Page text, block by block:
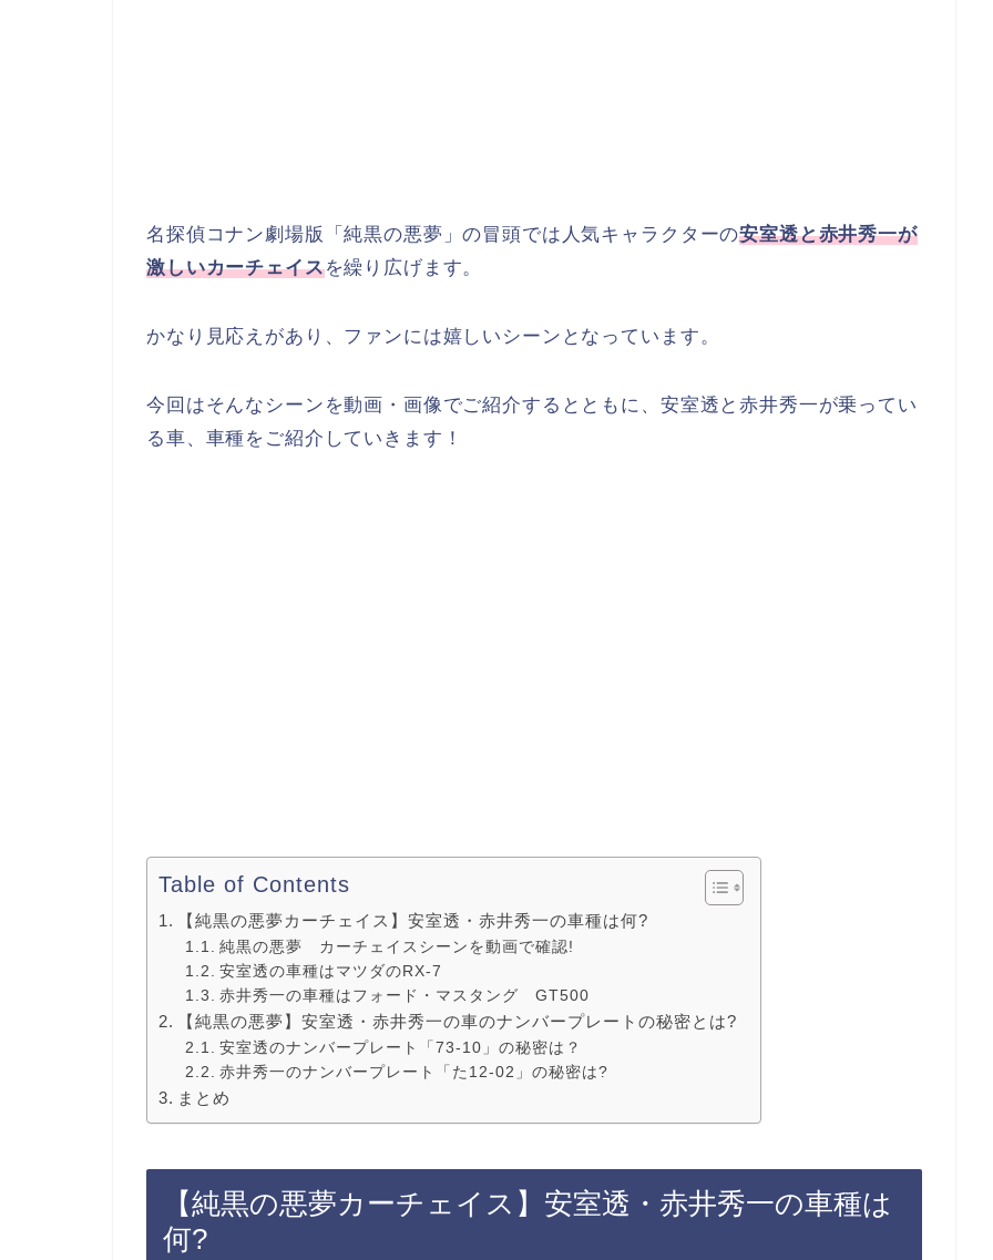
名探偵コナン劇場版「純黒の悪夢」の冒頭では人気キャラクターの安室透と赤井秀一が
激しいカーチェイスを繰り広げます。
かなり見応えがあり、ファンには嬉しいシーンとなっています。
今回はそんなシーンを動画・画像でご紹介するとともに、安室透と赤井秀一が乗ってい
る車、車種をご紹介していきます！
Table of Contents
【純黒の悪夢カーチェイス】安室透・赤井秀一の車種は何?
純黒の悪夢 カーチェイスシーンを動画で確認!
安室透の車種はマツダのRX-7
赤井秀一の車種はフォード・マスタング GT500
【純黒の悪夢】安室透・赤井秀一の車のナンバープレートの秘密とは?
安室透のナンバープレート「73-10」の秘密は？
赤井秀一のナンバープレート「た12-02」の秘密は?
まとめ
【純黒の悪夢カーチェイス】安室透・赤井秀一の車種は
何?